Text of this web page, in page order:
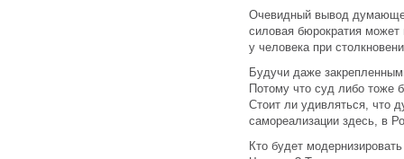
Очевидный вывод
силовая бюрократия может
у человека при
Будучи даже
Потому что суд либо тоже
Стоит ли удивляться, что
самореализации здесь, в
Кто будет